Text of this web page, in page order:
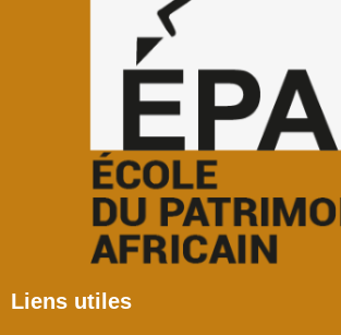
Liens utiles